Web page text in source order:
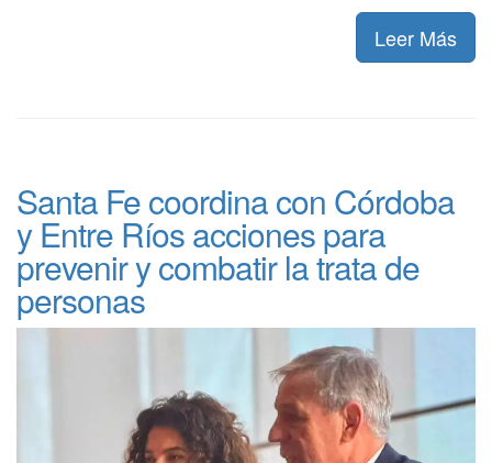
Leer Más
Santa Fe coordina con Córdoba
y Entre Ríos acciones para
prevenir y combatir la trata de
personas